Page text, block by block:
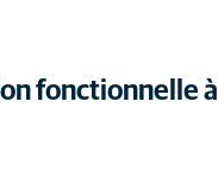
fonctionnelle à